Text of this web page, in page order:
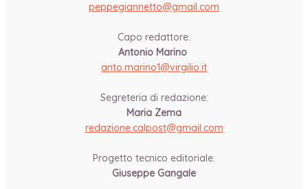
peppegiannetto@gmail.com
Capo redattore:
Antonio Marino
anto.marino1@virgilio.it
Segreteria di redazione:
Maria Zema
redazione.calpost@gmail.com
Progetto tecnico editoriale:
Giuseppe Gangale